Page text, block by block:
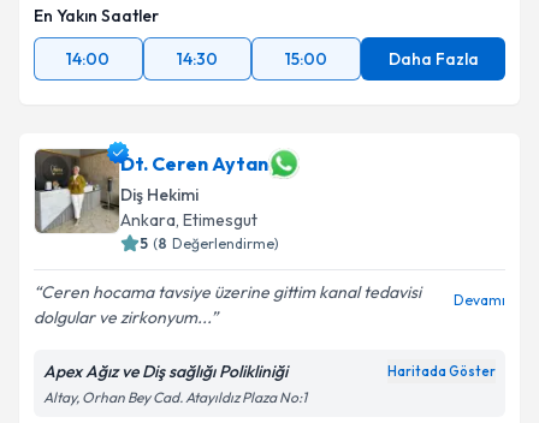
En Yakın Saatler
14:00
14:30 15:00 Daha Fazla
Dt. Ceren Aytan
Diş Hekimi
Ankara, Etimesgut
5 (8 Değerlendirme)
Ceren hocama tavsiye üzerine gittim kanal tedavisi
dolgular ve zirkonyum...
Devamı
Apex Ağız ve Diş sağlığı Polikliniği Haritada Göster
Altay, Orhan Bey Cad. Atayıldız Plaza No:1